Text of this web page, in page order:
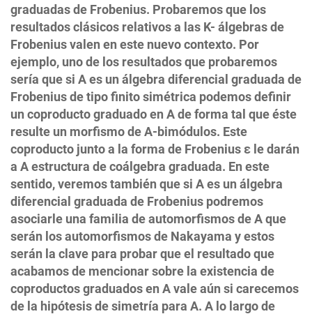
graduadas de Frobenius. Probaremos que los
resultados clásicos relativos a las K- álgebras de
Frobenius valen en este nuevo contexto. Por
ejemplo, uno de los resultados que probaremos
sería que si A es un álgebra diferencial graduada de
Frobenius de tipo finito simétrica podemos definir
un coproducto graduado en A de forma tal que éste
resulte un morfismo de A-bimódulos. Este
coproducto junto a la forma de Frobenius ε le darán
a A estructura de coálgebra graduada. En este
sentido, veremos también que si A es un álgebra
diferencial graduada de Frobenius podremos
asociarle una familia de automorfismos de A que
serán los automorfismos de Nakayama y estos
serán la clave para probar que el resultado que
acabamos de mencionar sobre la existencia de
coproductos graduados en A vale aún si carecemos
de la hipótesis de simetría para A. A lo largo de